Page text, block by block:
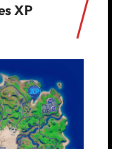
XP